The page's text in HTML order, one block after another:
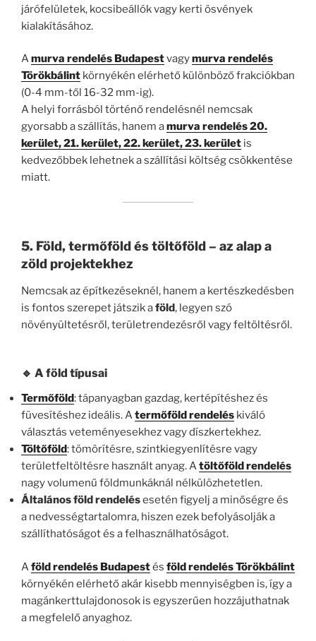
járófelületek, kocsibeállók vagy kerti ösvények
kialakításához.
Amurva rendelés Budapestvagymurva rendelés
Törökbálint környékén elérhető különböző frakciókban
(0-4 mm-től 16-32 mm-ig).
A helyi forrásból történő rendelésnél nemcsak
gyorsabb a szállítás, hanem amurva rendelés 20.
kerület, 21. kerület, 22. kerület, 23. kerület is
kedvezőbbek lehetnek a szállítási költség csökkentése
miatt.
5. Föld, termőföld és töltőföld – az alap a
zöld projektekhez
Nemcsak az építkezéseknél, hanem a kertészkedésben
is fontos szerepet játszik aföld, legyen szó
növényültetésről, területrendezésről vagy feltöltésről.
🔹 A föld típusai
Termőföld: tápanyagban gazdag, kertépítéshez és
füvesítéshez ideális. Atermőföld rendelés kiváló
választás veteményesekhez vagy díszkertekhez.
Töltőföld: tömörítésre, szintkiegyenlítésre vagy
területfeltöltésre használt anyag. Atöltőföld rendelés
nagy volumenű földmunkáknál nélkülözhetetlen.
Általános föld rendelésesetén figyelj a minőségre és
a nedvességtartalomra, hiszen ezek befolyásolják a
szállíthatóságot és a felhasználhatóságot.
Aföld rendelés Budapestés föld rendelés Törökbálint
környékén elérhető akár kisebb mennyiségben is, így a
magánkerttulajdonosok is egyszerűen hozzájuthatnak
a megfelelő anyaghoz.